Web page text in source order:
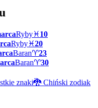
Ryby♓10
Ryby♓20
Baran♈23
Baran♈30
znaki🐉 Chiński zodiak